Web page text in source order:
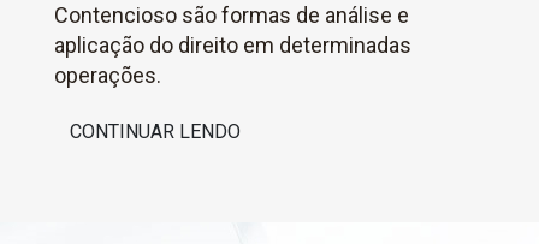
Contencioso são formas de análise e
aplicação do direito em determinadas
operações.
CONTINUAR LENDO